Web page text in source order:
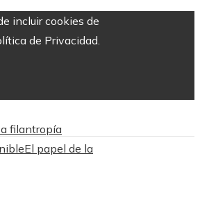
incluir cookies de
de Privacidad.
filantropía
El papel de la